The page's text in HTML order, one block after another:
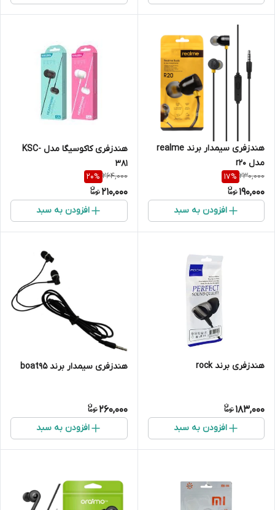
هندزفری سیمدار برند realme
مدل r20
230,000
17%
190,000
افزودن به سبد
هندزفری کاکوسیگا مدل KSC-
381
264,000
20%
210,000
افزودن به سبد
هندزفری برند rock
183,000
افزودن به سبد
هندزفری سیمدار برند boat95
260,000
افزودن به سبد